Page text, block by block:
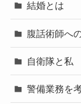
結婚とは
腹話術師へ
自衛隊と私
警備業務を